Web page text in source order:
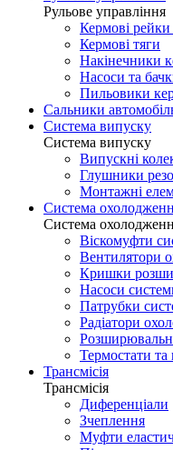
Рульове управління
Кермові рейки
Кермові тяги
Накінечники
Насоси та
Пильовики
Сальники
Система випуску
Система випуску
Випускні
Глушники
Монтажні
Система
Система
Віскомуфти
Вентилятори
Кришки
Насоси
Патрубки
Радіатори
Термостати та
Трансмісія
Трансмісія
Диференціали
Зчеплення
Муфти